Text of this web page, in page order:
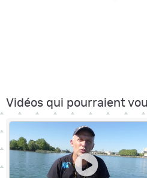
Vidéos qui pourraient